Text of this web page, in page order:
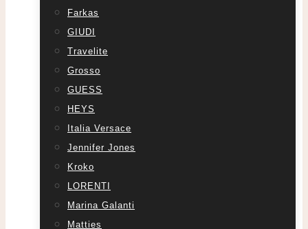
Farkas
GIUDI
Travelite
Grosso
GUESS
HEYS
Italia Versace
Jennifer Jones
Kroko
LORENTI
Marina Galanti
Matties